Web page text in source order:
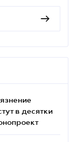
в десятки